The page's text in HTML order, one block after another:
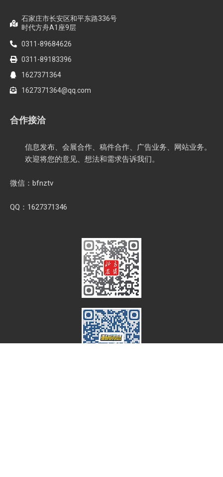
石家庄市长安区和平东路336号
时代方舟A1座9层
0311-89684626
0311-89183396
1627371364
1627371364@qq.com
合作接洽
信息发布、会展合作、稿件合作、广告业务、网站业务。
欢迎将您的意见、想法和需求告诉我们。
微信：bfnztv
QQ：1627371346